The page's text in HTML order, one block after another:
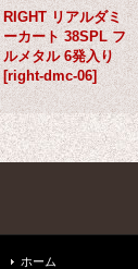
RIGHT リアルダミ
ーカート 38SPL フ
ルメタル 6発入り
[right-dmc-06]
ホーム